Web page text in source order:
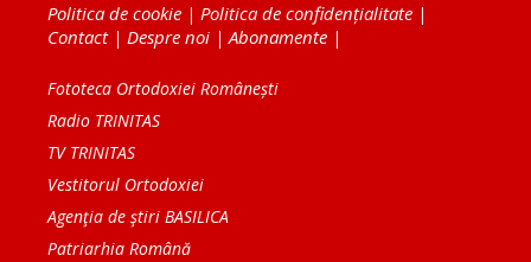
Politica de cookie | Politica de confidențialitate |
Contact| Despre noi |Abonamente |
Fototeca Ortodoxiei Românești
Radio TRINITAS
TV TRINITAS
Vestitorul Ortodoxiei
Agenţia de ştiri BASILICA
Patriarhia Română